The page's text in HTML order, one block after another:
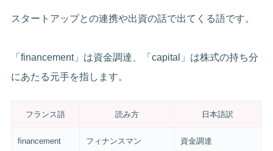
スタートアップとの連携や出資の話で出てくる語です。
「financement」は資金調達、「capital」は株式の持ち分
にあたる元手を指します。
フランス語 読み方 日本語訳
financement フィナンスマン 資金調達